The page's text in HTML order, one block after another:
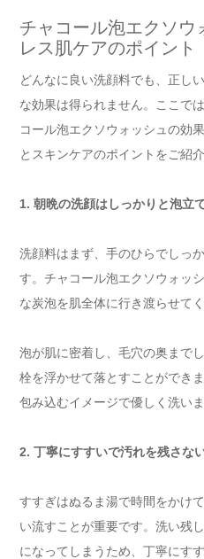
チャコール泡エクソウ
レス肌ケアのポイント
どんなに良い洗顔料でも、正し
な効果は得られません。ここで
コール泡エクソウォッシュの効
とスキンケアのポイントをご紹介
1. 朝晩の洗顔はしっかりと泡立
洗顔料はまず、手のひらでしっ
す。チャコール泡エクソウォッ
な炭泡を肌全体に行き渡らせてく
泡が肌に密着し、毛穴の奥まで
栓を浮かせて落とすことができ
包み込むイメージで優しく洗いま
2. 丁寧にすすいで汚れを残さな
すすぎはぬるま湯で時間をかけ
い流すことが重要です。洗い残
になってしまうため、丁寧にすす